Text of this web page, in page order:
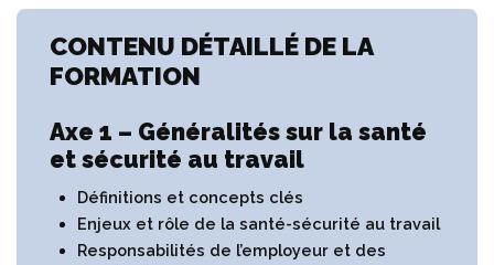
CONTENU DÉTAILLÉ DE LA
FORMATION
Axe 1 – Généralités sur la santé
et sécurité au travail
Définitions et concepts clés
Enjeux et rôle de la santé-sécurité au travail
Responsabilités de l’employeur et des